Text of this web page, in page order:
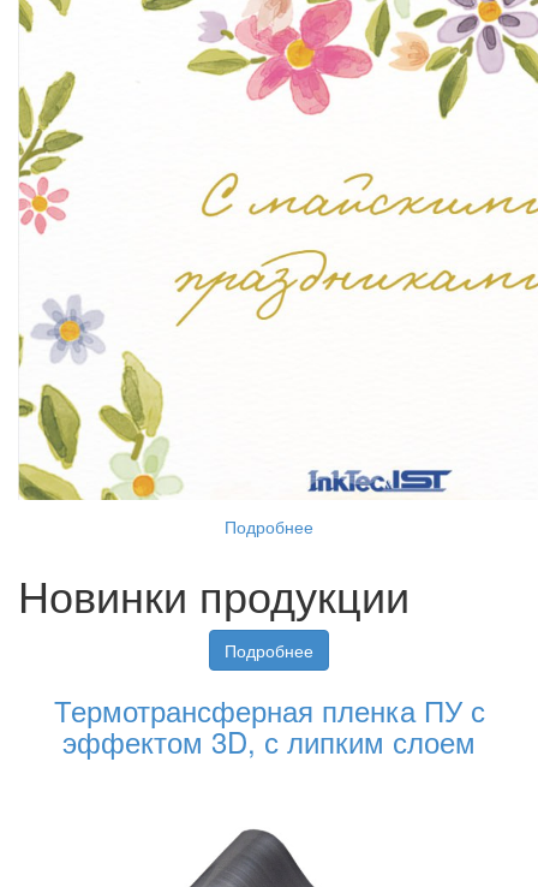
Подробнее
Новинки продукции
Подробнее
Термотрансферная пленка ПУ с
эффектом 3D, с липким слоем